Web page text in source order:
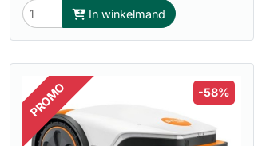
In winkelmand
PROMO -58%